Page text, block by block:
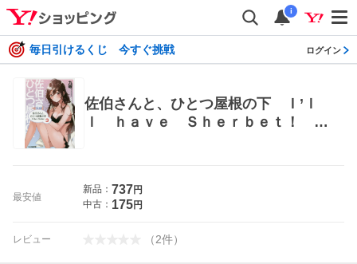
i
毎日引けるくじ 今すぐ挑戦 ログイン
佐伯さんと、ひとつ屋根の下 Ｉ’ｌ
ｌ ｈａｖｅ Ｓｈｅｒｂｅｔ！ ３
最安値
新品： 737円
中古： 175円
レビュー （2件）